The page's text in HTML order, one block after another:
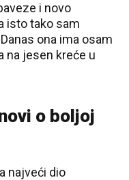
i novo
isto tako sam
ona ima osam
na jesen kreće u
o boljoj
najveći dio